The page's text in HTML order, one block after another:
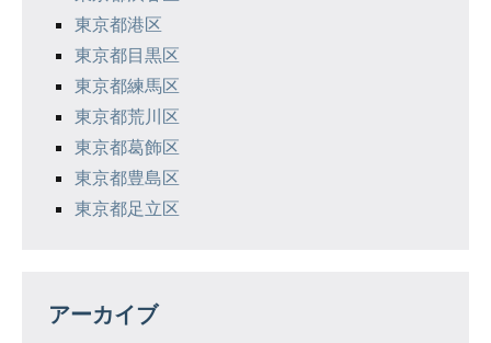
東京都港区
東京都目黒区
東京都練馬区
東京都荒川区
東京都葛飾区
東京都豊島区
東京都足立区
アーカイブ